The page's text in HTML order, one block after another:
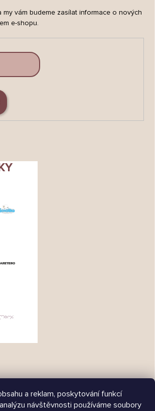
a reklam, poskytování funkcí
návštěvnosti používáme soubory
my vám budeme zasílat informace o nových
e-shopu.